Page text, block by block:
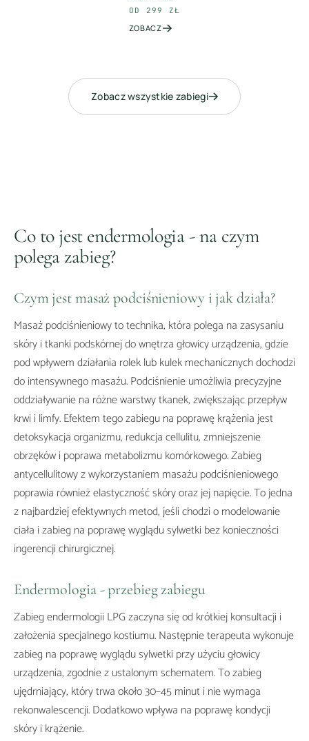
OD 299 ZŁ
ZOBACZ
Zobacz wszystkie zabiegi
Co to jest endermologia - na czym
polega zabieg?
Czym jest masaż podciśnieniowy i jak działa?
Masaż podciśnieniowy to technika, która polega na zasysaniu
skóry i tkanki podskórnej do wnętrza głowicy urządzenia, gdzie
pod wpływem działania rolek lub kulek mechanicznych dochodzi
do intensywnego masażu. Podciśnienie umożliwia precyzyjne
oddziaływanie na różne warstwy tkanek, zwiększając przepływ
krwi i limfy. Efektem tego zabiegu na poprawę krążenia jest
detoksykacja organizmu, redukcja cellulitu, zmniejszenie
obrzęków i poprawa metabolizmu komórkowego. Zabieg
antycellulitowy z wykorzystaniem masażu podciśnieniowego
poprawia również elastyczność skóry oraz jej napięcie. To jedna
z najbardziej efektywnych metod, jeśli chodzi o modelowanie
ciała i zabieg na poprawę wyglądu sylwetki bez konieczności
ingerencji chirurgicznej.
Endermologia - przebieg zabiegu
Zabieg endermologii LPG zaczyna się od krótkiej konsultacji i
założenia specjalnego kostiumu. Następnie terapeuta wykonuje
zabieg na poprawę wyglądu sylwetki przy użyciu głowicy
urządzenia, zgodnie z ustalonym schematem. To zabieg
ujędrniający, który trwa około 30–45 minut i nie wymaga
rekonwalescencji. Dodatkowo wpływa na poprawę kondycji
skóry i krążenie.